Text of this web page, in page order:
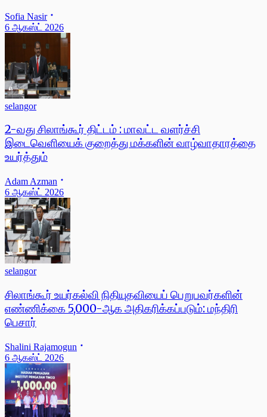
Sofia Nasir
6 ஆகஸ்ட் 2026
selangor
2-வது சிலாங்கூர் திட்டம் : மாவட்ட வளர்ச்சி
இடைவெளியைக் குறைத்து மக்களின் வாழ்வாதாரத்தை
உயர்த்தும்
Adam Azman
6 ஆகஸ்ட் 2026
selangor
சிலாங்கூர் உயர்கல்வி நிதியுதவியைப் பெறுபவர்களின்
எண்ணிக்கை 5,000-ஆக அதிகரிக்கப்படும்: மந்திரி
பெசார்
Shalini Rajamogun
6 ஆகஸ்ட் 2026